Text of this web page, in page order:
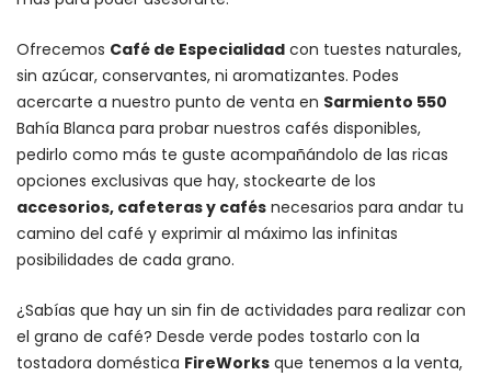
Ofrecemos Café de Especialidad con tuestes naturales,
sin azúcar, conservantes, ni aromatizantes. Podes
acercarte a nuestro punto de venta en Sarmiento 550
Bahía Blanca para probar nuestros cafés disponibles,
pedirlo como más te guste acompañándolo de las ricas
opciones exclusivas que hay, stockearte de los
accesorios, cafeteras y cafés necesarios para andar tu
camino del café y exprimir al máximo las infinitas
posibilidades de cada grano.
¿Sabías que hay un sin fin de actividades para realizar con
el grano de café? Desde verde podes tostarlo con la
tostadora doméstica FireWorks que tenemos a la venta,